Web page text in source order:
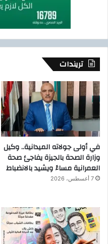
تريندات
في أولى جولاته الميدانية.. وكيل
وزارة الصحة بالجيزة يفاجئ صحة
العمرانية مساءً ويشيد بالانضباط
7 أغسطس، 2026